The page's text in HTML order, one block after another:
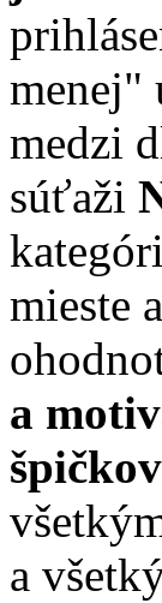
menej"
medzi
súťaži
mieste a
a
a